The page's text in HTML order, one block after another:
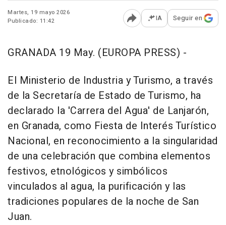
Martes, 19 mayo 2026
Publicado: 11:42
Abrir opciones para
IA Seguir en
GRANADA 19 May. (EUROPA PRESS) -
El Ministerio de Industria y Turismo, a través
de la Secretaría de Estado de Turismo, ha
declarado la 'Carrera del Agua' de Lanjarón,
en Granada, como Fiesta de Interés Turístico
Nacional, en reconocimiento a la singularidad
de una celebración que combina elementos
festivos, etnológicos y simbólicos
vinculados al agua, la purificación y las
tradiciones populares de la noche de San
Juan.